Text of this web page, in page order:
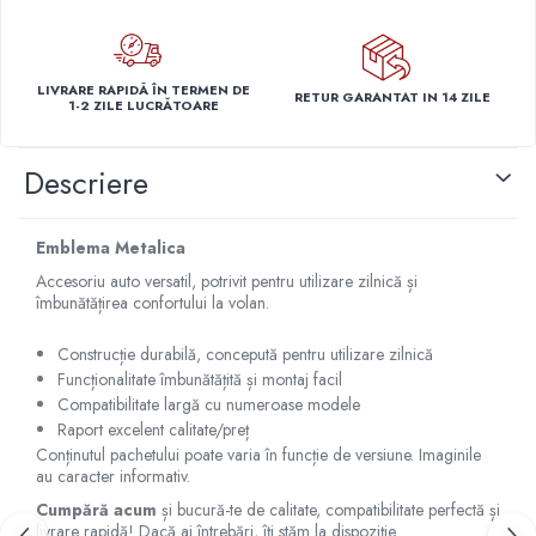
Capace r14 Opel
Capace r14 Seat
Capace r14 Skoda
Capace r14 Volvo
Capace roti marimea 15'
Capace r15 Alfa Romeo
Capace r15 Audi
Capace r15 Chevrolet
Capace r15 Citroen
Capace r15 Dacia
Capace r15 Daewo
Capace r15 Hyundai
LIVRARE RAPIDĂ ÎN TERMEN DE
1-2 ZILE LUCRĂTOARE
RETUR GARANTAT IN 14 ZILE
Descriere
Emblema Metalica
Accesoriu auto versatil, potrivit pentru utilizare zilnică și
îmbunătățirea confortului la volan.
Construcție durabilă, concepută pentru utilizare zilnică
Funcționalitate îmbunătățită și montaj facil
Compatibilitate largă cu numeroase modele
Raport excelent calitate/preț
Conținutul pachetului poate varia în funcție de versiune. Imaginile
au caracter informativ.
Cumpără acum și bucură-te de calitate, compatibilitate perfectă și
livrare rapidă! Dacă ai întrebări, îți stăm la dispoziție.